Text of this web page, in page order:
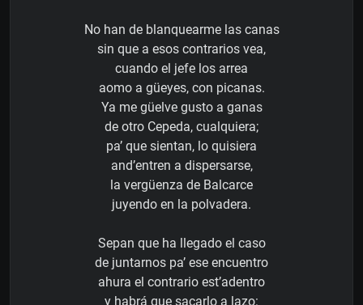
No han de blanquearme las canas
sin que a esos contrarios vea,
cuando el jefe los arrea
aomo a güeyes, con picanas.
Ya me güelve gusto a ganas
de otro Cepeda, cualquiera;
pa’ que sientan, lo quisiera
and’entren a dispersarse,
la vergüenza de Balcarce
juyendo en la polvadera.
Sepan que ha llegado el caso
de juntarnos pa’ ese encuentro
ahura el contrario est’adentro
y habrá que sacarlo a lazo: